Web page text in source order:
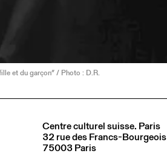
et du garçon” / Photo : D.R.
Centre culturel suisse. Paris
32 rue des Francs-Bourgeois
75003 Paris